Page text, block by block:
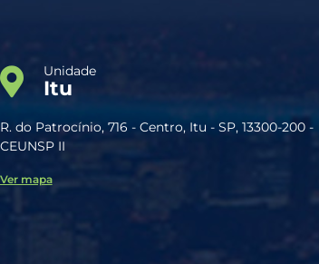
Unidade
Itu
R. do Patrocínio, 716 - Centro, Itu - SP, 13300-200 -
CEUNSP II
Ver mapa